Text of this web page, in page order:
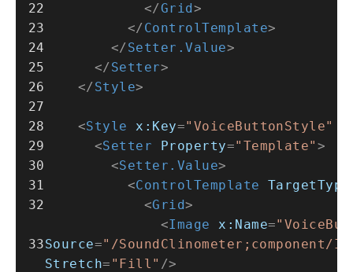
</Grid>
</ControlTemplate>
</Setter.Value>
</Setter>
</Style>
<Style x:Key="VoiceButtonStyle"
<Setter Property="Template" >
<Setter.Value>
<ControlTemplate TargetType
<Grid>
<Image x:Name=
Source="/SoundClinometer;component/
Stretch= "Fill" />